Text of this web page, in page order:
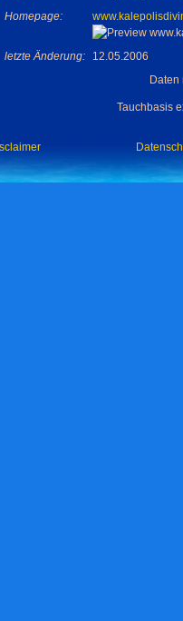
Homepage:
letzte Änderung:
12.05.2006
Tauchbasis